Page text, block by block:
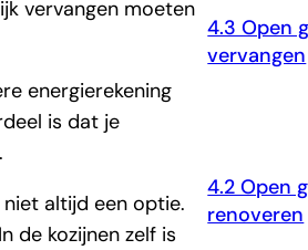
vervangen moeten
energierekening
is dat je
altijd een optie.
de kozijnen zelf is
4.3 Open
vervangen
4.2 Open
renoveren